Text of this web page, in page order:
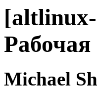
Michael